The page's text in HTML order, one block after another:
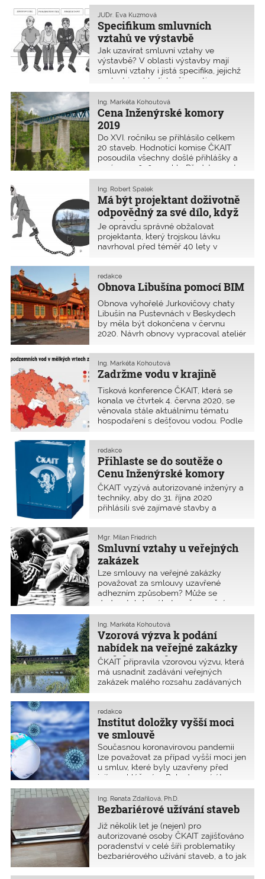
jsou v poslední době často
skloňovaná témata. Lze na
autorizované osobě nebo dokonce
jejích dědicích požadovat náhradu
škody, která vznikla údajnou chybou
projektové dokumentace, ale projevila
se po několika desetiletích užívání
stavby?
Specifikum smluvních
vztahů ve výstavbě
JUDr. Eva Kuzmová
Jak uzavírat smluvní vztahy ve
výstavbě? V oblasti výstavby mají
smluvní vztahy i jistá specifika, jejichž
znalost je z hlediska činnosti
autorizovaných osob podstatná.
Občanský zákoník definuje společnou
odpovědnost účastníků ve výstavbě,
investor přitom mezi odpovědnými
účastníky není.
Cena Inženýrské komory
2019
Ing. Markéta Kohoutová
Do XVI. ročníku se přihlásilo celkem
20 staveb. Hodnotící komise ČKAIT
posoudila všechny došlé přihlášky a
13. února 2020 navrhla Představenstvu
ČKAIT, aby schválilo udělení Ceny
Inženýrské komory za rok 2019 třem
inženýrským stavbám.
Má být projektant doživotně
odpovědný za své dílo, když
není informován
o prováděných stavebních
úpravách?
Ing. Robert Špalek
Je opravdu správné obžalovat
projektanta, který trojskou lávku
navrhoval před téměř 40 lety v
se nepodílel na pozdější rekonstrukci,
kontrole a údržbě? Publikované útržky
obvinění, které z velké míry vycházejí
jsou značně retroaktivní, vyvolávají
mezi odbornou veřejností řadu otázek
a dohadů, které je třeba s ohledem na
závažnost celé situace zodpovědět a
Obnova Libušína pomocí BIM
redakce
Obnova vyhořelé Jurkovičovy chaty
Libušín na Pustevnách v Beskydech
by měla být dokončena v červnu
2020. Návrh obnovy vypracoval ateliér
stavby je společnost Archatt, s.r.o. Při
projektování i koordinaci byl využit
systém virtuálního dvojčete BIM.
Zadržme vodu v krajině
Ing. Markéta Kohoutová
Tisková konference ČKAIT, která se
konala ve čtvrtek 4. června 2020, se
věnovala stále aktuálnímu tématu
hospodaření s dešťovou vodou. Podle
prováděná opatření dostatečná.
Přihlaste se do soutěže o
Cenu Inženýrské komory
2020
redakce
ČKAIT vyzývá autorizované inženýry a
techniky, aby do 31. října 2020
přihlásili své zajímavé stavby a
Inženýrské komory.
Smluvní vztahy u veřejných
zakázek
Mgr. Milan Friedrich
Lze smlouvy na veřejné zakázky
považovat za smlouvy uzavřené
adhezním způsobem? Může se
dodavatel domáhat změny znění
nebo neplatnosti ujednání ve smlouvě,
které je pro něj zvláště nevýhodné?
Vzorová výzva k podání
nabídek na veřejné zakázky
malého rozsahu
Ing. Markéta Kohoutová
ČKAIT připravila vzorovou výzvu, která
má usnadnit zadávání veřejných
zakázek malého rozsahu zadávaných
zadávání veřejných zakázek (dále jen
ZZVZ) podle kritérií kvality. Poskytuje
návod, jak posuzovat nabídky nejen
podle nejnižší nabídkové ceny, ale tak,
aby převažujícím kritériem byly
profesní zkušenosti dodavatele.
Institut doložky vyšší moci
ve smlouvě
redakce
Současnou koronavirovou pandemii
lze považovat za případ vyšší moci jen
u smluv, které byly uzavřeny před
jejím vyhlášením. Pokud uzavíráte
smlouvu později, pak to neplatí, neboť
koronavirus v těchto dnech již není
nepředvídatelnou událostí.
Bezbariérové užívání staveb
Ing. Renata Zdařilová, Ph.D.
Již několik let je (nejen) pro
autorizované osoby ČKAIT zajišťováno
poradenství v celé šíři problematiky
bezbariérového užívání staveb, a to jak
dopravních. Poradenství je osobně